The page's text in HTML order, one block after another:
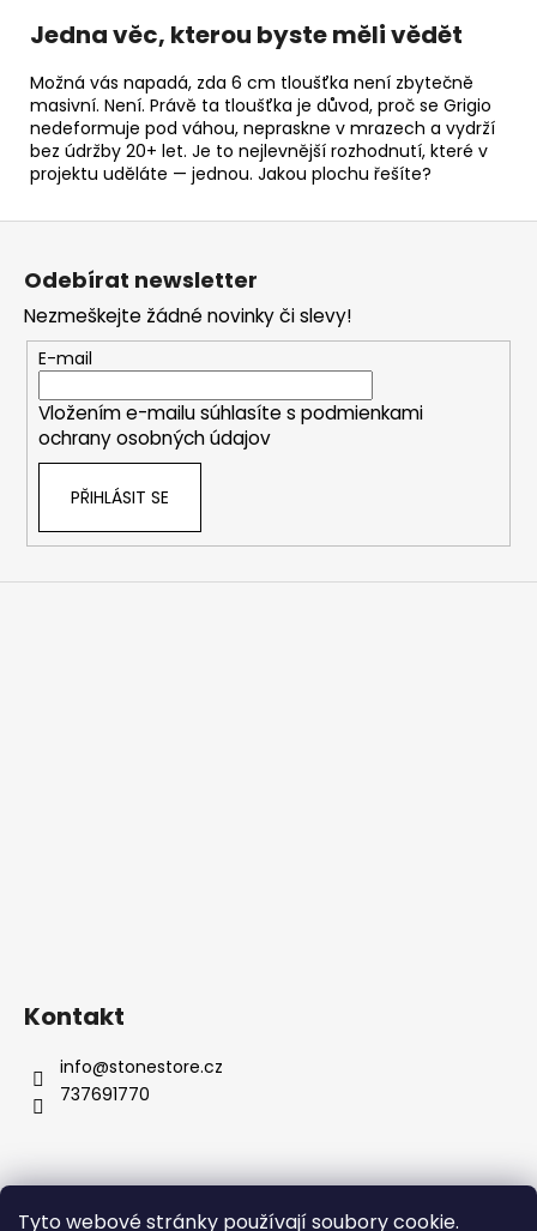
Tyto webové stránky používají soubory cookie.
Jedna věc, kterou byste měli vědět
Možná vás napadá, zda 6 cm tloušťka není zbytečně
masivní. Není. Právě ta tloušťka je důvod, proč se Grigio
nedeformuje pod váhou, nepraskne v mrazech a vydrží
bez údržby 20+ let. Je to nejlevnější rozhodnutí, které v
projektu uděláte — jednou. Jakou plochu řešíte?
Odebírat newsletter
Nezmeškejte žádné novinky či slevy!
E-mail
Vložením e-mailu súhlasíte s podmienkami
ochrany osobných údajov
PŘIHLÁSIT SE
Kontakt
info@stonestore.cz
737691770